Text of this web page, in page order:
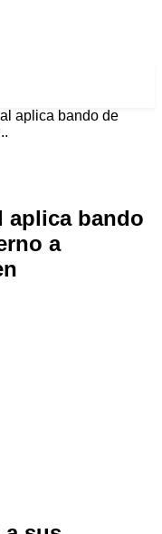
aplica bando de
aplica bando
a